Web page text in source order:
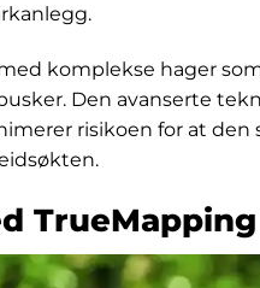
komplekse hager
Den avanserte
risikoen for at den